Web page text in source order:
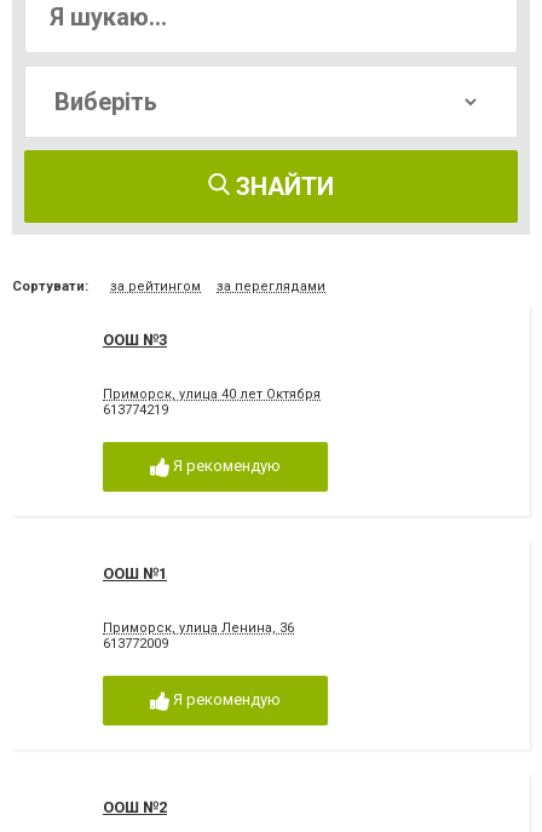
ЗНАЙТИ
Сортувати: за рейтингом за переглядами
ООШ №3
Приморск, улица 40 лет Октября
613774219
Я рекомендую
ООШ №1
Приморск, улица Ленина, 36
613772009
Я рекомендую
ООШ №2